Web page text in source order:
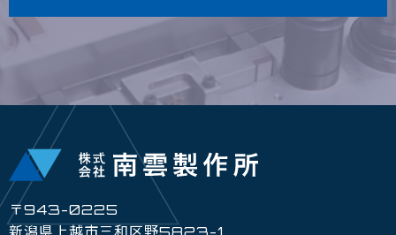
〒943-0225
新潟県上越市三和区野5823-1